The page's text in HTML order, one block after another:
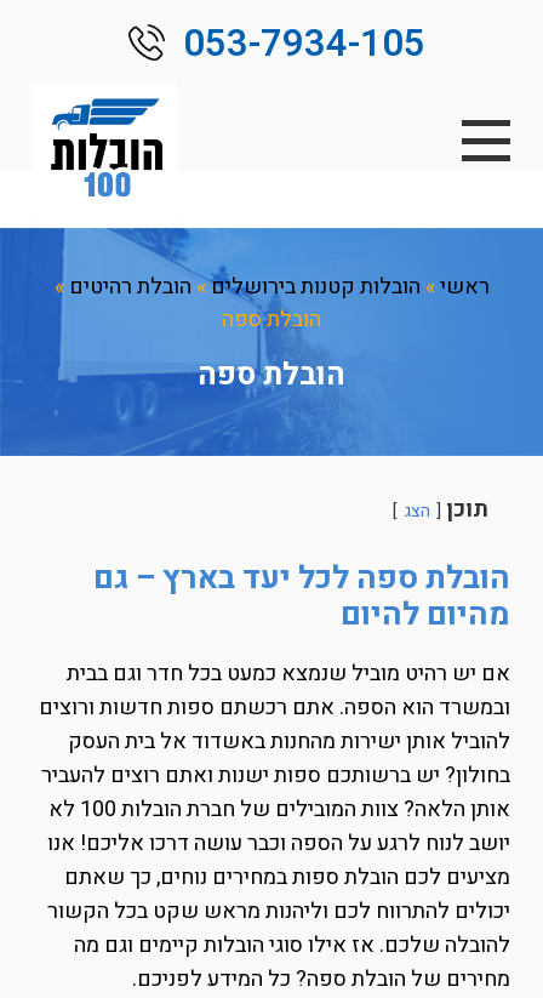
053-7934-105
ראשי» הובלות קטנות בירושלים» הובלת רהיטים »
הובלת ספה
הובלת ספה
תוכן הצג
הובלת ספה לכל יעד בארץ – גם
מהיום להיום
אם יש רהיט מוביל שנמצא כמעט בכל חדר וגם בבית
ובמשרד הוא הספה. אתם רכשתם ספות חדשות ורוצים
להוביל אותן ישירות מהחנות באשדוד אל בית העסק
בחולון? יש ברשותכם ספות ישנות ואתם רוצים להעביר
אותן הלאה? צוות המובילים של חברת הובלות 100 לא
יושב לנוח לרגע על הספה וכבר עושה דרכו אליכם! אנו
מציעים לכם הובלת ספות במחירים נוחים, כך שאתם
יכולים להתרווח לכם וליהנות מראש שקט בכל הקשור
להובלה שלכם. אז אילו סוגי הובלות קיימים וגם מה
מחירים של הובלת ספה? כל המידע לפניכם.